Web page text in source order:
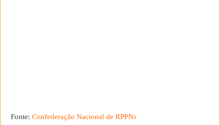
Fonte:Confederação Nacional de RPPNs